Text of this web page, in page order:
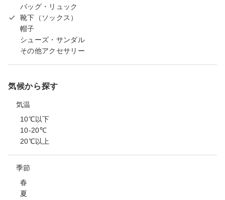
バッグ・リュック
靴下（ソックス）
帽子
シューズ・サンダル
その他アクセサリー
気候から探す
気温
10℃以下
10-20℃
20℃以上
季節
春
夏